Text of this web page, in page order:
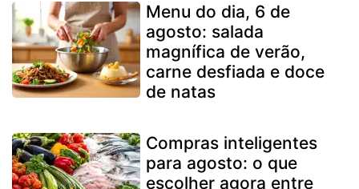
Menu do dia, 6 de
agosto: salada
magnífica de verão,
carne desfiada e doce
de natas
Compras inteligentes
para agosto: o que
escolher agora entre